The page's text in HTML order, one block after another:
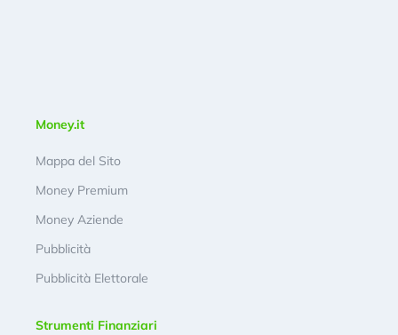
Money.it
Mappa del Sito
Money Premium
Money Aziende
Pubblicità
Pubblicità Elettorale
Strumenti Finanziari